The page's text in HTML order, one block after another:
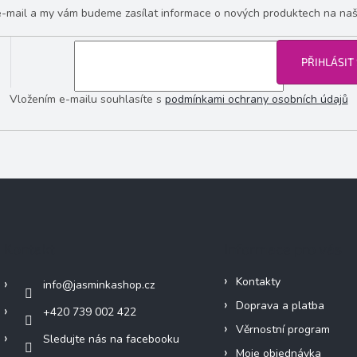
mail a my vám budeme zasílat informace o nových produktech na
Vložením e-mailu souhlasíte s podmínkami ochrany osobních údajů
PŘIHLÁSIT
info@jasminkashop.cz
+420 739 002 422
Sledujte nás na facebooku
Kontakty
Doprava a platba
Věrnostní program
Moje objednávka